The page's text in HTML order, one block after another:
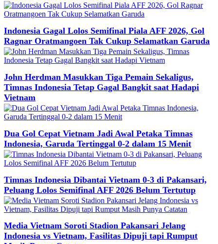
Indonesia Gagal Lolos Semifinal Piala AFF 2026, Gol
Ragnar Oratmangoen Tak Cukup Selamatkan Garuda
John Herdman Masukkan Tiga Pemain Sekaligus,
Timnas Indonesia Tetap Gagal Bangkit saat Hadapi
Vietnam
Dua Gol Cepat Vietnam Jadi Awal Petaka Timnas
Indonesia, Garuda Tertinggal 0-2 dalam 15 Menit
Timnas Indonesia Dibantai Vietnam 0-3 di Pakansari,
Peluang Lolos Semifinal AFF 2026 Belum Tertutup
Media Vietnam Soroti Stadion Pakansari Jelang
Indonesia vs Vietnam, Fasilitas Dipuji tapi Rumput